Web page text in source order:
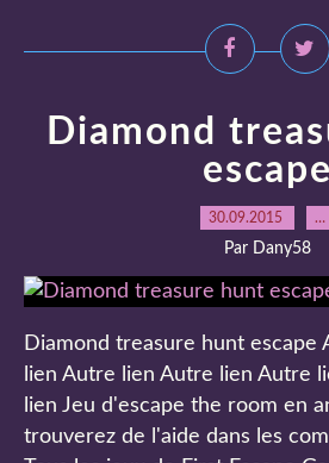
Diamond
escape
30.09.2015 …
Par Dany58
Diamond treasure hunt escape
lien Autre lien Autre lien Autre
lien Jeu d'escape the room en
trouverez de l'aide dans les